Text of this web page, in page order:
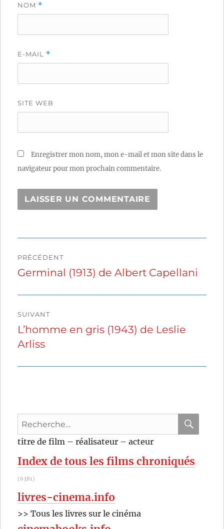
NOM *
E-MAIL *
SITE WEB
Enregistrer mon nom, mon e-mail et mon site dans le
navigateur pour mon prochain commentaire.
de
PRÉCÉDENT
Publication
Germinal (1913) de Albert Capellani
SUIVANT
Publication
suivante :
L’homme en gris (1943) de Leslie
Arliss
Recherche
pour
:
titre de film – réalisateur – acteur
Index de tous les films chroniqués
(6381)
livres-cinema.info
>> Tous les livres sur le cinéma